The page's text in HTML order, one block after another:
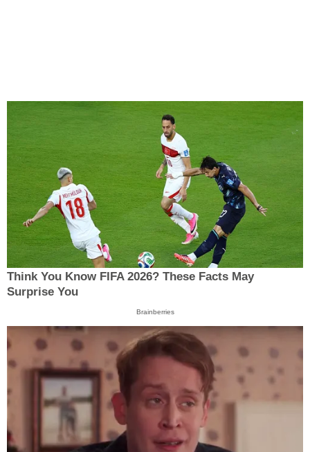
Think You Know FIFA 2026? These Facts May
Surprise You
Brainberries